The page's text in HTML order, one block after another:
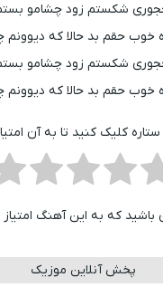
شکستم زود چشامو
خوب حقم بد حالا که
شکستم زود چشامو
خوب حقم بد حالا که
کلیک کنید تا به آن
باشید که به این آهنگ
پخش آنلاین موزیک